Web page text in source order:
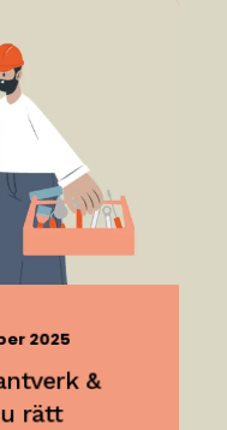
2025
&
rätt